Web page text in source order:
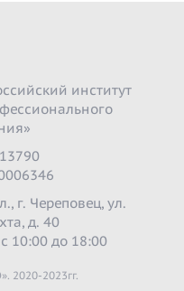
институт
г. Череповец, ул.
д. 40
10:00 до 18:00
2023гг.